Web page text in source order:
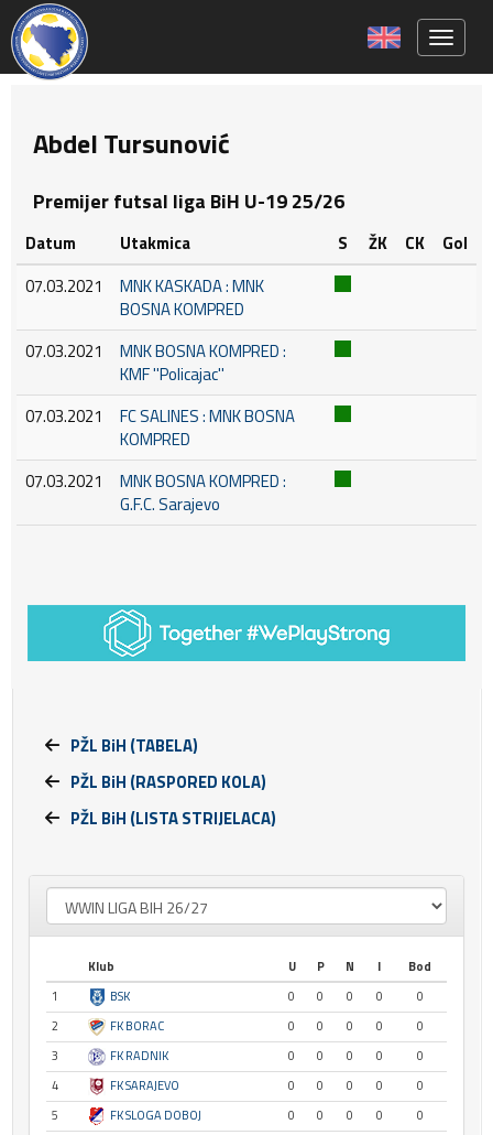
Abdel Tursunović
Premijer futsal liga BiH U-19 25/26
Datum Utakmica S ŽK CK
Gol
07.03.2021
MNK KASKADA : MNK
BOSNA KOMPRED
07.03.2021
MNK BOSNA KOMPRED :
KMF ''Policajac''
07.03.2021
FC SALINES : MNK BOSNA
KOMPRED
07.03.2021
MNK BOSNA KOMPRED :
G.F.C. Sarajevo
PŽL BiH (TABELA)
PŽL BiH (RASPORED KOLA)
PŽL BiH (LISTA STRIJELACA)
Klub U P N I
Bod
1
BSK 0 0 0 0
0
2
FK BORAC 0 0 0 0
0
3
FK RADNIK 0 0 0 0
0
4
FK SARAJEVO 0 0 0 0
0
5
FK SLOGA DOBOJ 0 0 0 0
0